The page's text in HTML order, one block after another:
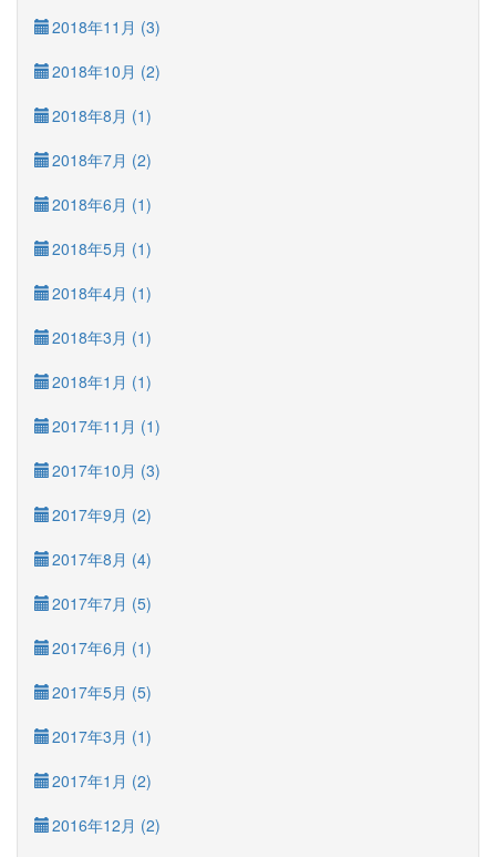
2018年11月 (3)
2018年10月 (2)
2018年8月 (1)
2018年7月 (2)
2018年6月 (1)
2018年5月 (1)
2018年4月 (1)
2018年3月 (1)
2018年1月 (1)
2017年11月 (1)
2017年10月 (3)
2017年9月 (2)
2017年8月 (4)
2017年7月 (5)
2017年6月 (1)
2017年5月 (5)
2017年3月 (1)
2017年1月 (2)
2016年12月 (2)